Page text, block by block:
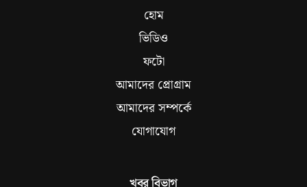
হোম
ভিডিও
ফটো
আমাদের প্রোগ্রাম
আমাদের সম্পর্কে
যোগাযোগ